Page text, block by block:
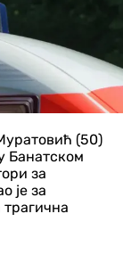
(50)
Банатском
за
је за